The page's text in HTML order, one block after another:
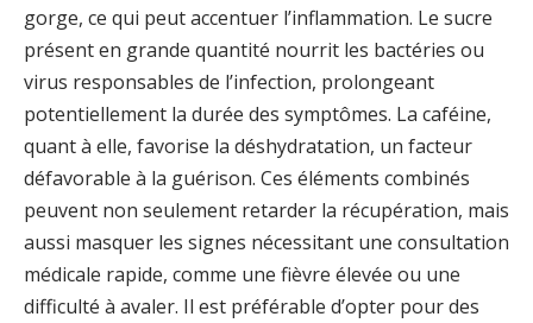
gorge, ce qui peut accentuer l’inflammation. Le sucre
présent en grande quantité nourrit les bactéries ou
virus responsables de l’infection, prolongeant
potentiellement la durée des symptômes. La caféine,
quant à elle, favorise la déshydratation, un facteur
défavorable à la guérison. Ces éléments combinés
peuvent non seulement retarder la récupération, mais
aussi masquer les signes nécessitant une consultation
médicale rapide, comme une fièvre élevée ou une
difficulté à avaler. Il est préférable d’opter pour des